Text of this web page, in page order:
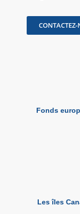
CONTACTEZ-
Fonds
Les îles